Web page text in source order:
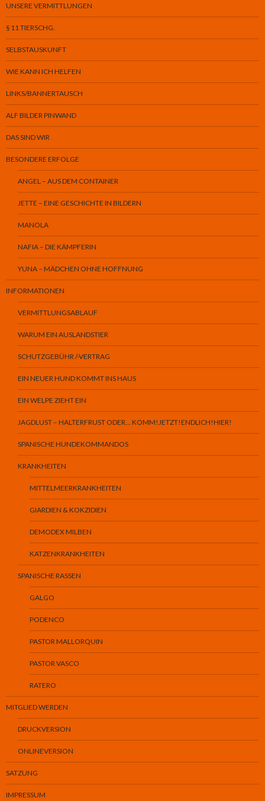
UNSERE VERMITTLUNGEN
§ 11 TIERSCHG.
SELBSTAUSKUNFT
WIE KANN ICH HELFEN
LINKS/BANNERTAUSCH
ALF BILDER PINWAND
DAS SIND WIR
BESONDERE ERFOLGE
ANGEL – AUS DEM CONTAINER
JETTE – EINE GESCHICHTE IN BILDERN
MANOLA
NAFIA – DIE KÄMPFERIN
YUNA – MÄDCHEN OHNE HOFFNUNG
INFORMATIONEN
VERMITTLUNGSABLAUF
WARUM EIN AUSLANDSTIER
SCHUTZGEBÜHR /-VERTRAG
EIN NEUER HUND KOMMT INS HAUS
EIN WELPE ZIEHT EIN
JAGDLUST – HALTERFRUST ODER… KOMM!JETZT!ENDLICH!HIER!
SPANISCHE HUNDEKOMMANDOS
KRANKHEITEN
MITTELMEERKRANKHEITEN
GIARDIEN & KOKZIDIEN
DEMODEX MILBEN
KATZENKRANKHEITEN
SPANISCHE RASSEN
GALGO
PODENCO
PASTOR MALLORQUIN
PASTOR VASCO
RATERO
MITGLIED WERDEN
DRUCKVERSION
ONLINEVERSION
SATZUNG
IMPRESSUM